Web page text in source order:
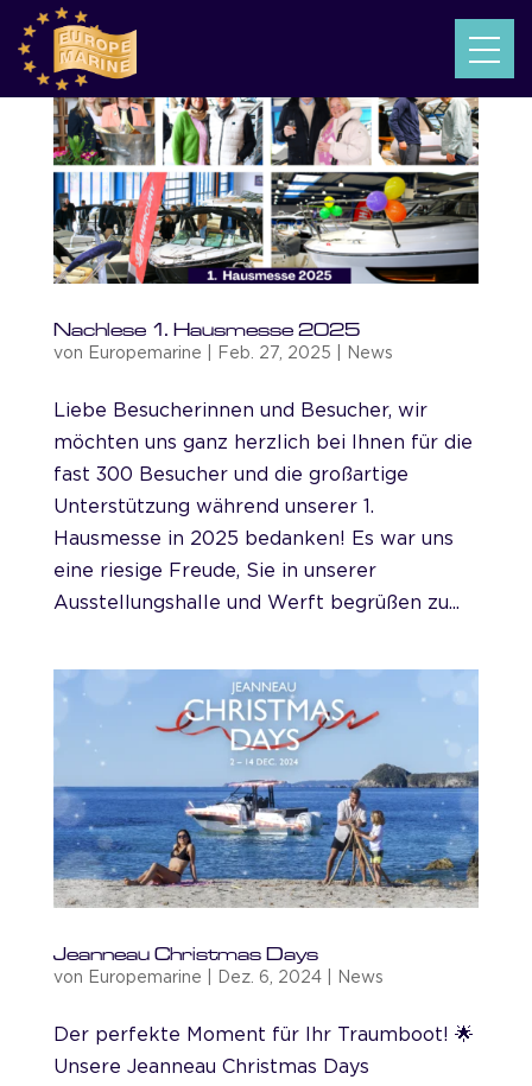
Nachlese 1. Hausmesse 2025
von Europemarine Feb. 27, 2025 News
Liebe Besucherinnen und Besucher, wir
möchten uns ganz herzlich bei Ihnen für die
fast 300 Besucher und die großartige
Unterstützung während unserer 1.
Hausmesse in 2025 bedanken! Es war uns
eine riesige Freude, Sie in unserer
Ausstellungshalle und Werft begrüßen zu...
Jeanneau Christmas Days
von Europemarine Dez. 6, 2024| News
Der perfekte Moment für Ihr Traumboot! 🌟
Unsere Jeanneau Christmas Days